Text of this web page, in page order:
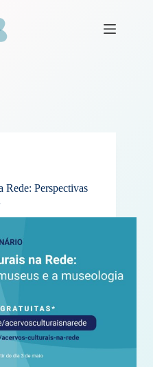
Rede: Perspectivas